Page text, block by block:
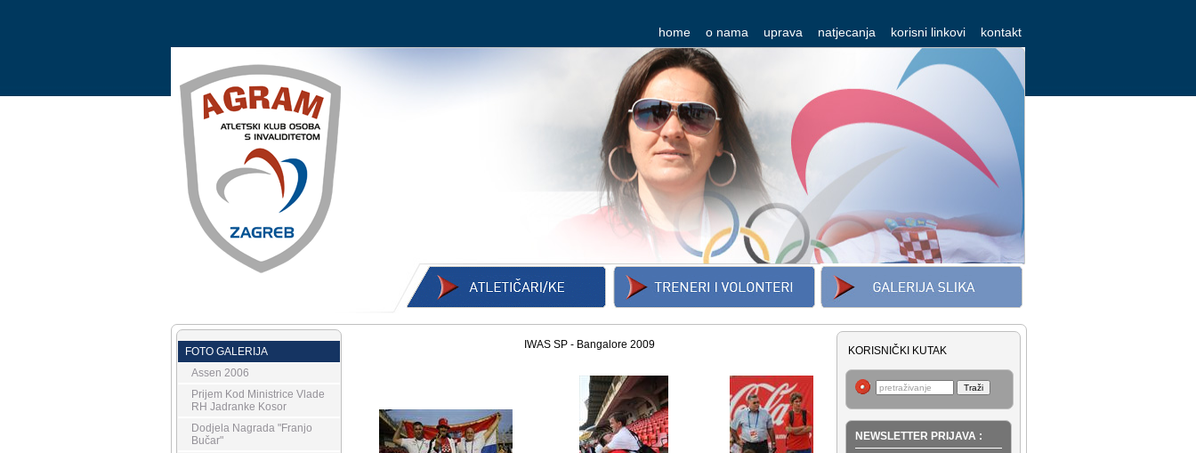
home o nama uprava natjecanja korisni linkovi kontakt
IWAS SP - Bangalore 2009
FOTO GALERIJA
Assen 2006
Prijem Kod Ministrice Vlade
RH Jadranke Kosor
Dodjela Nagrada "Franjo
Bučar"
KORISNIČKI KUTAK
NEWSLETTER PRIJAVA :